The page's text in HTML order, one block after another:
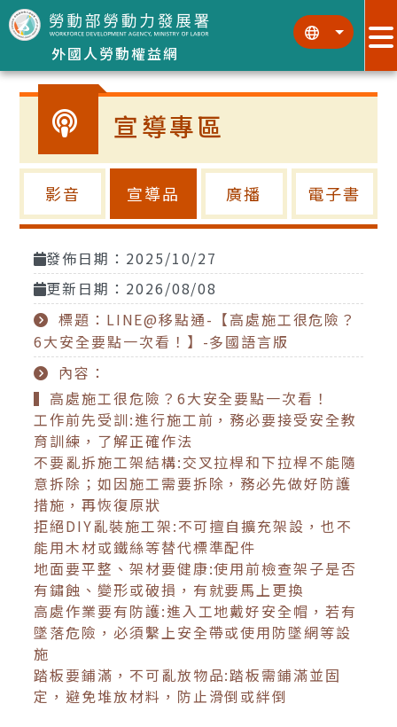
跳到主要內容區塊
外國人勞動權益網
::: :::
宣導專區
影音 宣導品 廣播 電子書
發佈日期：2025/10/27
更新日期：2026/08/08
標題：LINE@移點通-【高處施工很危險？
6大安全要點一次看！】-多國語言版
內容：
▍高處施工很危險？6大安全要點一次看！
工作前先受訓:進行施工前，務必要接受安全教
育訓練，了解正確作法
不要亂拆施工架結構:交叉拉桿和下拉桿不能隨
意拆除；如因施工需要拆除，務必先做好防護
措施，再恢復原狀
拒絕DIY亂裝施工架:不可擅自擴充架設，也不
能用木材或鐵絲等替代標準配件
地面要平整、架材要健康:使用前檢查架子是否
有鏽蝕、變形或破損，有就要馬上更換
高處作業要有防護:進入工地戴好安全帽，若有
墜落危險，必須繫上安全帶或使用防墜網等設
施
踏板要鋪滿，不可亂放物品:踏板需鋪滿並固
定，避免堆放材料，防止滑倒或絆倒